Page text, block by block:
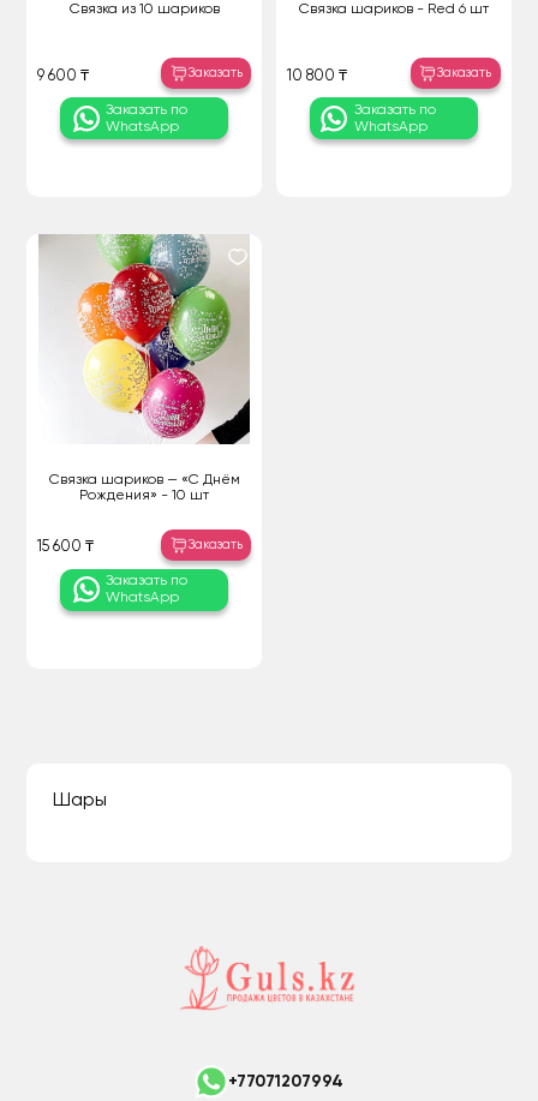
Связка из 10 шариков
9 600 ₸ Заказать
Заказать по
WhatsApp
Связка шариков - Red 6 шт
10 800 ₸ Заказать
Заказать по
WhatsApp
Связка шариков — «С Днём
Рождения» - 10 шт
15 600 ₸ Заказать
Заказать по
WhatsApp
Шары
+77071207994